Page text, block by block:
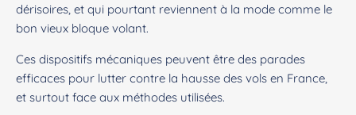
dérisoires, et qui pourtant reviennent à la mode comme le
bon vieux bloque volant.
Ces dispositifs mécaniques peuvent être des parades
efficaces pour lutter contre la hausse des vols en France,
et surtout face aux méthodes utilisées.